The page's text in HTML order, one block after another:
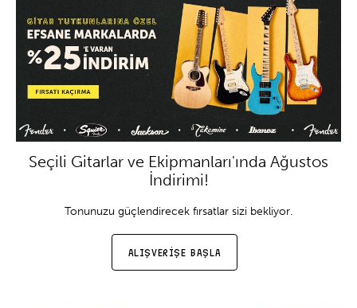
Seçili Gitarlar ve Ekipmanları'ında Ağustos
İndirimi!
Tonunuzu güçlendirecek fırsatlar sizi bekliyor.
ALIŞVERİŞE BAŞLA